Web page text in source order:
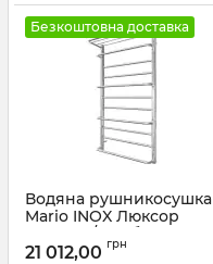
Безкоштовна доставка
Водяна рушникосушка
Mario INOX Люксор
1170х630/600 білий мат
Артикул:1.7.044588.P-WM
21 012,00 грн